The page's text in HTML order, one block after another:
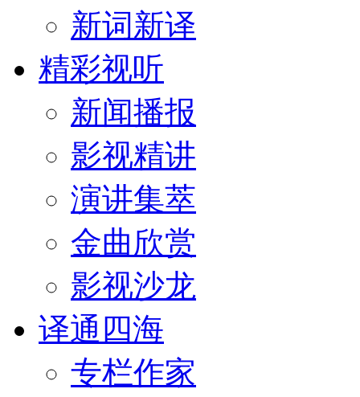
新词新译
精彩视听
新闻播报
影视精讲
演讲集萃
金曲欣赏
影视沙龙
译通四海
专栏作家